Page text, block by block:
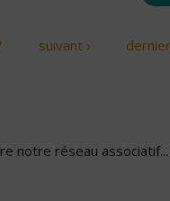
suivant ›
notre réseau associatif...